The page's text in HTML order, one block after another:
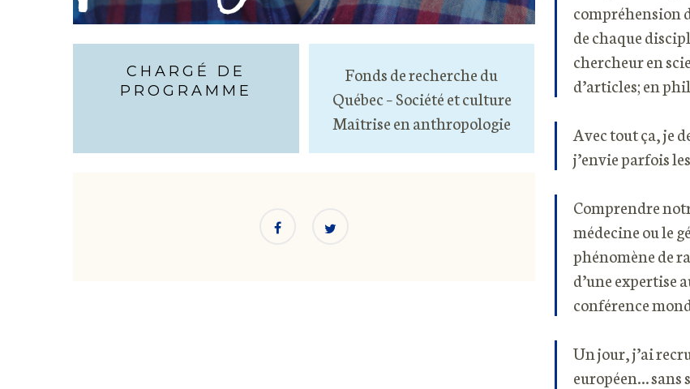
CHARGÉ DE
PROGRAMME
Fonds de recherche du
Québec – Société et culture
Maîtrise en anthropologie
compréhension
de chaque
chercheur en
d’articles; en
Avec tout ça, je
j’envie parfois
Comprendre
médecine ou le
phénomène de
d’une expertise
conférence
Un jour, j’ai
européen… sans